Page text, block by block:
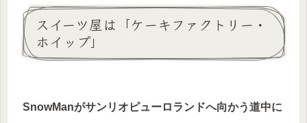
スイーツ屋は「ケーキファクトリー・
ホイップ」
SnowManがサンリオピューロランドへ向かう道中に